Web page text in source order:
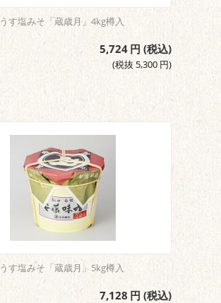
うす塩みそ「蔵歳月」4kg樽入
5,724 円 (税込)
(税抜 5,300 円)
うす塩みそ「蔵歳月」5kg樽入
7,128 円 (税込)